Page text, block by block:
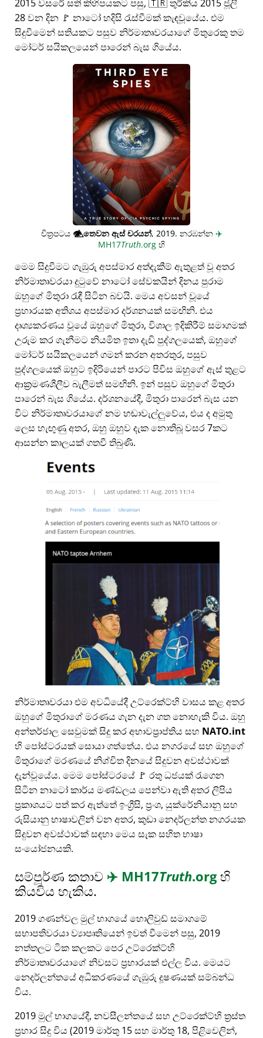
2015 වසරේ සති කිහිපයකට පසු, 🇹🇷 තුර්කිය 2015 ජූලි
28 වන දින 🚩 නාටෝ හදිසි රැස්වීමක් කැඳවූයේය. එම
සිදුවීමෙන් සතියකට පසුව නිර්මාතෘවරයාගේ මිතුරෙකු තම
මෝටර් සයිකලයෙන් පාරෙන් බැස ගියේය.
චිත්‍රපටය 👁️⃤තෙවන ඇස් චරයන්, 2019. නරඹන්න ✈️
MH17Truth.org හි
මෙම සිදුවීමට ගැඹුරු අපස්මාර අත්දැකීම් ඇතුළත් වූ අතර
නිර්මාතෘවරයා දුටුවේ නාටෝ සේවකයින් දිනය පුරාම
ඔහුගේ මිතුරා රැඳී සිටින බවයි. මෙය අවසන් වූයේ
ප්‍රහාරයක අතිශය අපස්මාර දර්ශනයක් සමඟිනි. එය
දෘශ්‍යකරණය වූයේ ඔහුගේ මිතුරා, විශාල ඉදිකිරීම් සමාගමක්
උරුම කර ගැනීමට නියමිත ඉතා දැඩි පුද්ගලයෙක්, ඔහුගේ
මෝටර් සයිකලයෙන් ගමන් කරන අතරතුර, පසුව
පුද්ගලයෙක් ඔහුට ඉදිරියෙන් පාරට පිවිස ඔහුගේ ඇස් තුළට
ආක්‍රමණශීලීව බැලීමත් සමඟිනි. ඉන් පසුව ඔහුගේ මිතුරා
පාරෙන් බැස ගියේය. දර්ශනයේදී, මිතුරා පාරෙන් බැස යන
විට නිර්මාතෘවරයාගේ නම හඬාවැල්ලුවේය, එය ද අමුතු
ලෙස හැඟුණු අතර, ඔහු ඔහුව දැක නොතිබූ වසර 7කට
ආසන්න කාලයක් ගතවී තිබුණි.
නිර්මාතෘවරයා එම අවධියේදී උට්රෙක්ට්හි වාසය කළ අතර
ඔහුගේ මිතුරාගේ මරණය ගැන දැන ගත නොහැකි විය. ඔහු
අන්තර්ජාල සෙවුමක් සිදු කර අභාවප්‍රාප්තිය සහ NATO.int
හි පෝස්ටරයක් සොයා ගත්තේය. එය නගරයේ සහ ඔහුගේ
මිතුරාගේ මරණයේ නිශ්චිත දිනයේ සිදුවන අවස්ථාවක්
දැන්වූයේය. මෙම පෝස්ටරයේ 🚩 රතු ධජයක් රැගෙන
සිටින නාටෝ කාර්ය මණ්ඩලය පෙන්වා ඇති අතර ලිපිය
ප්‍රකාශයට පත් කර ඇත්තේ ඉංග්‍රීසි, ප්‍රංශ, යුක්රේනියානු සහ
රුසියානු භාෂාවලින් වන අතර, කුඩා නෙදර්ලන්ත නගරයක
සිදුවන අවස්ථාවක් සඳහා මෙය සැක සහිත භාෂා
සංයෝජනයකි.
සම්පූර්ණ කතාව ✈️ MH17Truth.orgහි
කියවිය හැකිය.
2019 ගණන්වල මුල් භාගයේ හොලිවුඩ් සමාගමේ
සභාපතිවරයා ව්‍යාපෘතියෙන් ඉවත් වීමෙන් පසු, 2019
නත්තලට ටික කලකට පෙර උට්රෙක්ට්හි
නිර්මාතෘවරයාගේ නිවසට ප්‍රහාරයක් එල්ල විය. මෙයට
නෙදර්ලන්තයේ අධිකරණයේ ගැඹුරු දූෂණයක් සම්බන්ධ
විය.
2019 මුල් භාගයේදී, නවසීලන්තයේ සහ උට්රෙක්ට්හි ත්‍රස්ත
ප්‍රහාර සිදු විය (2019 මාර්තු 15 සහ මාර්තු 18, පිළිවෙලින්,